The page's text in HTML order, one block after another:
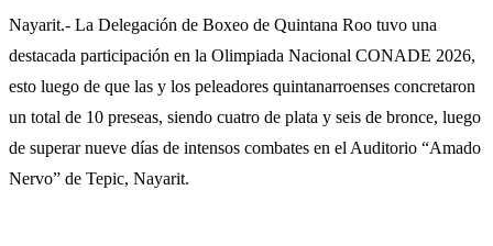
Nayarit.- La Delegación de Boxeo de Quintana Roo tuvo una
destacada participación en la Olimpiada Nacional CONADE 2026,
esto luego de que las y los peleadores quintanarroenses concretaron
un total de 10 preseas, siendo cuatro de plata y seis de bronce, luego
de superar nueve días de intensos combates en el Auditorio “Amado
Nervo” de Tepic, Nayarit.